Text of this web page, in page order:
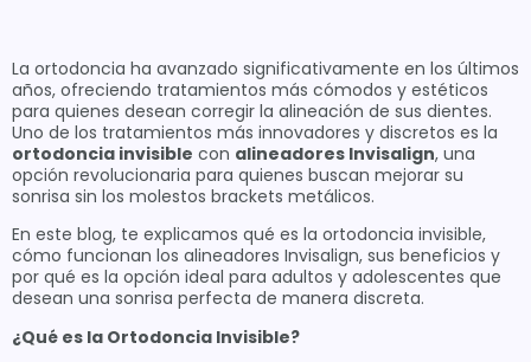
La ortodoncia ha avanzado significativamente en los últimos
años, ofreciendo tratamientos más cómodos y estéticos
para quienes desean corregir la alineación de sus dientes.
Uno de los tratamientos más innovadores y discretos es la
ortodoncia invisible con alineadores Invisalign, una
opción revolucionaria para quienes buscan mejorar su
sonrisa sin los molestos brackets metálicos.
En este blog, te explicamos qué es la ortodoncia invisible,
cómo funcionan los alineadores Invisalign, sus beneficios y
por qué es la opción ideal para adultos y adolescentes que
desean una sonrisa perfecta de manera discreta.
¿Qué es la Ortodoncia Invisible?